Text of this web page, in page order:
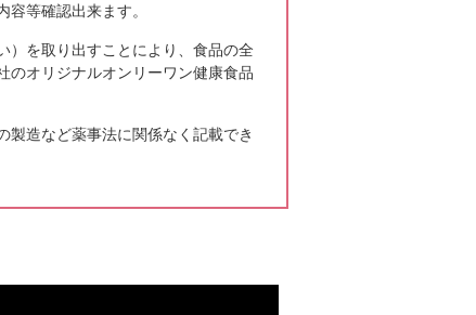
しくお願いいたします。昨年、長野
て美術家の田窪さんによる水墨壁画
見学に行き ...
続きはこちら
等確認出来ます。
）を取り出すことにより、食品の全
のオリジナルオンリーワン健康食品
製造など薬事法に関係なく記載でき